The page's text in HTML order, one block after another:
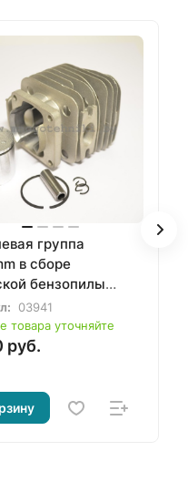
группа
в сборе
бензопилы
03941
товара уточняйте
руб.